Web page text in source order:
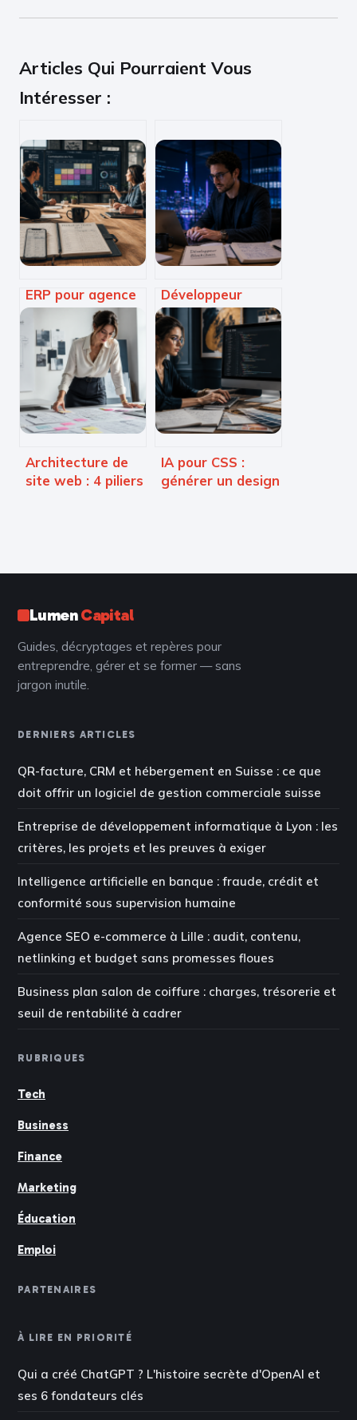
Articles Qui Pourraient Vous
Intéresser :
ERP pour agence
de communication
: 5 leviers pour
sécuriser vos
marges et
booster la
créativité
Développeur
blockchain : 520 €
de TJM moyen et
3 langages
indispensables
pour réussir
Architecture de
site web : 4 piliers
IA pour CSS :
générer un design
LumenCapital
Guides, décryptages et repères pour
entreprendre, gérer et se former — sans
jargon inutile.
DERNIERS ARTICLES
QR-facture, CRM et hébergement en Suisse : ce que
doit offrir un logiciel de gestion commerciale suisse
Entreprise de développement informatique à Lyon : les
critères, les projets et les preuves à exiger
Intelligence artificielle en banque : fraude, crédit et
conformité sous supervision humaine
Agence SEO e-commerce à Lille : audit, contenu,
netlinking et budget sans promesses floues
Business plan salon de coiffure : charges, trésorerie et
seuil de rentabilité à cadrer
RUBRIQUES
Tech
Business
Finance
Marketing
Éducation
Emploi
PARTENAIRES
À LIRE EN PRIORITÉ
Qui a créé ChatGPT ? L'histoire secrète d'OpenAI et
ses 6 fondateurs clés